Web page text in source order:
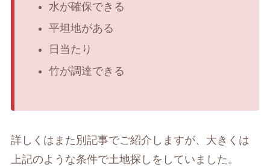
水が確保できる
平坦地がある
日当たり
竹が調達できる
詳しくはまた別記事でご紹介しますが、大きくは
上記のような条件で土地探しをしていました。